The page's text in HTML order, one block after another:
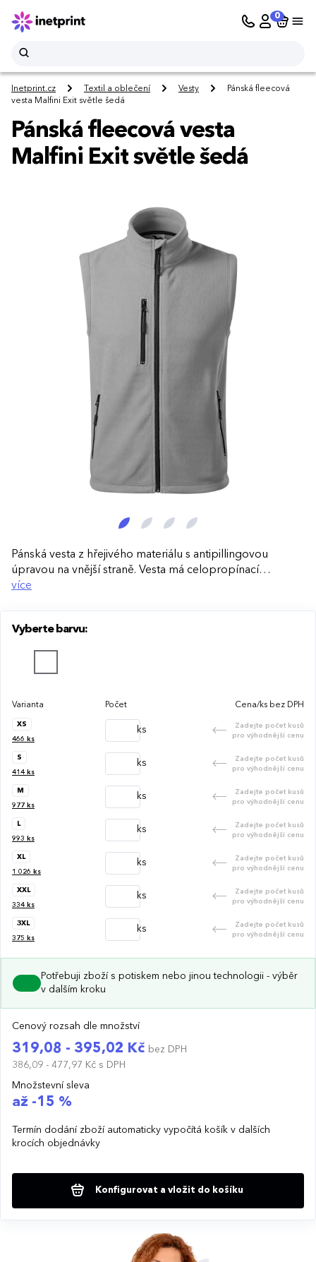
0
Inetprint.cz Textil a oblečení Vesty
Pánská fleecová
vesta Malfini Exit světle šedá
Pánská fleecová vesta
Malfini Exit světle šedá
Pánská vesta z hřejivého materiálu s antipillingovou
úpravou na vnější straně. Vesta má celopropínací
spirálový zip s krytkou brady, kapsy se spirálovým zipem
stahovací šňůrku.
více
Vyberte barvu:
Varianta Počet Cena/ks bez DPH
XS
466 ks
ks
Zadejte počet kusů
pro výhodnější cenu
S
414ks
ks
Zadejte počet kusů
pro výhodnější cenu
M
977 ks
ks
Zadejte počet kusů
pro výhodnější cenu
L
993 ks
ks
Zadejte počet kusů
pro výhodnější cenu
XL
1 026 ks
ks
Zadejte počet kusů
pro výhodnější cenu
XXL
334ks
ks
Zadejte počet kusů
pro výhodnější cenu
3XL
375 ks
ks
Zadejte počet kusů
pro výhodnější cenu
Potřebuji zboží s potiskem nebo jinou technologii - výběr
v dalším kroku
Cenový rozsah dle množství
319,08 - 395,02 Kč bez DPH
386,09 - 477,97 Kč s DPH
Množstevní sleva
až -15 %
Termín dodání zboží automaticky vypočítá košík v dalších
krocích objednávky
Konfigurovat a vložit do košíku